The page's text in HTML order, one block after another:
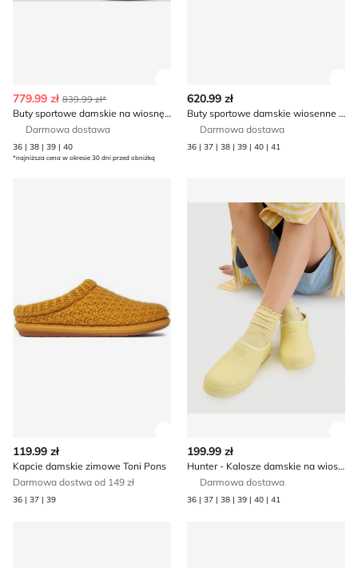
779.99 zł 839.99 zł*
Buty sportowe damskie na wiosnę Weekend MaxMara
Darmowa dostawa
36 | 38 | 39 | 40
*najniższa cena w okresie 30 dni przed obniżką
620.99 zł
Buty sportowe damskie wiosenne Polo Ralph Lauren
Darmowa dostawa
36 | 37 | 38 | 39 | 40 | 41
119.99 zł
Kapcie damskie zimowe Toni Pons
Darmowa dostwa od 149 zł
36 | 37 | 39
199.99 zł
Hunter - Kalosze damskie na wiosnę
Darmowa dostawa
36 | 37 | 38 | 39 | 40 | 41